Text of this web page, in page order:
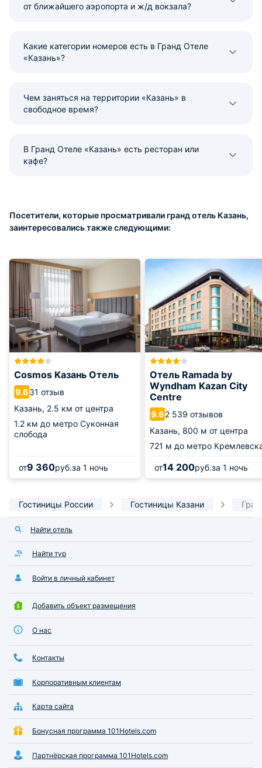
от ближайшего аэропорта и ж/д вокзала?
Какие категории номеров есть в Гранд Отеле
«Казань»?
Чем заняться на территории «Казань» в
свободное время?
В Гранд Отеле «Казань» есть ресторан или
кафе?
Посетители, которые просматривали гранд отель Казань,
заинтересовались также следующими:
Cosmos Казань Отель
9.631 отзыв
Казань, 2.5 км от центра
1.2 км до метро Суконная
слобода
от9 360руб.за 1 ночь
Отель Ramada by
Wyndham Kazan City
Centre
9.62 539 отзывов
Казань, 800 м от центра
721 м до метро
от14 200руб.за 1 ночь
Гостиницы России Гостиницы Казани
Найти отель
Найти тур
Войти в личный кабинет
Добавить объект размещения
О нас
Контакты
Корпоративным клиентам
Карта сайта
Бонусная программа 101Hotels.com
Партнёрская программа 101Hotels.com